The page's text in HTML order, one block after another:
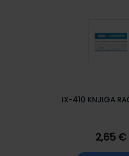
IX-410 KNJIGA
2,65 €